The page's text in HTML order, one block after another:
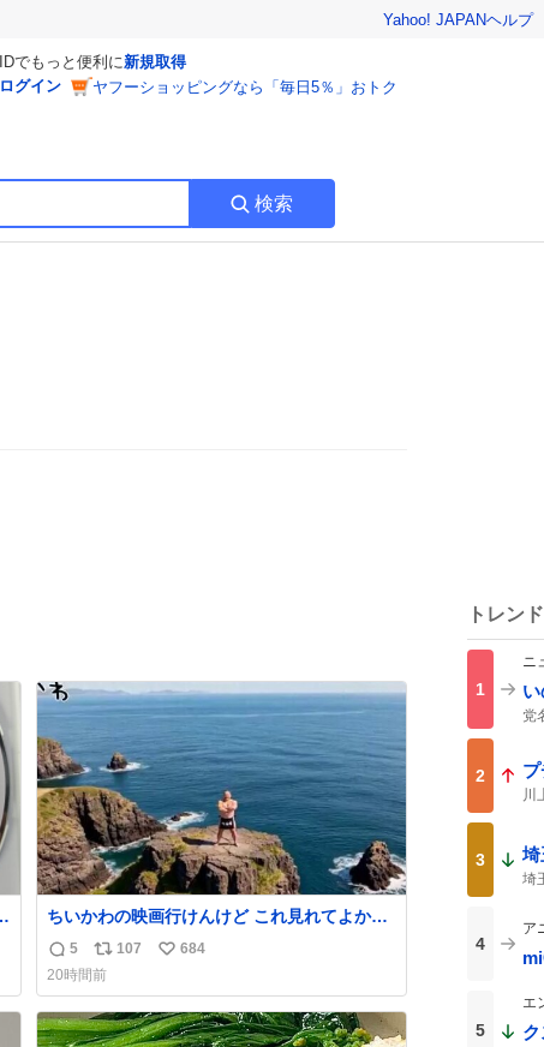
Yahoo! JAPANヘルプ
IDでもっと便利に新規取得
ログイン
ヤフーショッピングなら「毎日5％」おトク
検索
ちいかわの映画行けんけど これ見れてよかっ
た ネタバレあったらごめんなさい
返
信
数
5
リ
ポ
ス
ト
107
い
ね
数
684
20時間前
トレンド
1
ニ
党
2
川
3 埼
埼
4
ア
5
エ